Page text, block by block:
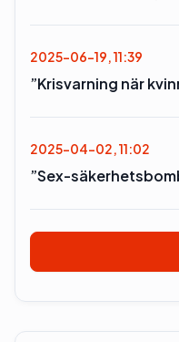
2025-06-19, 11:39
”Krisvarning när
2025-04-02, 11:02
”Sex-